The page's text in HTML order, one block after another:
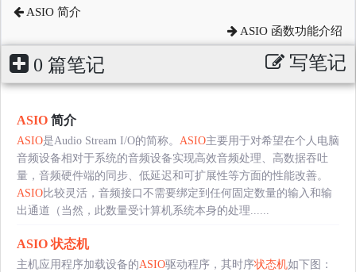
ASIO 简介
ASIO 函数功能介绍
0 篇笔记 写笔记
ASIO 简介
ASIO是Audio Stream I/O的简称。 ASIO主要用于对希望在个人电脑
音频设备相对于系统的音频设备实现高效音频处理、高数据吞吐
量，音频硬件端的同步、低延迟和可扩展性等方面的性能改善。
ASIO比较灵活，音频接口不需要绑定到任何固定数量的输入和输
出通道（当然，此数量受计算机系统本身的处理......
ASIO 状态机
主机应用程序加载设备的ASIO驱动程序，其时序状态机如下图：